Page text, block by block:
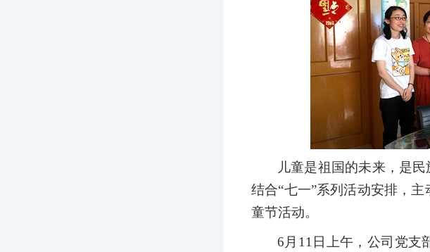
儿童是祖国的未来，是
结合“七一”系列活动安排，
童节活动。
6月11日上午，公司党支